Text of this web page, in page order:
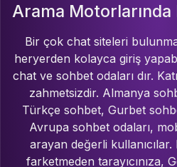
Arama
Bir çok chat siteleri
heryerden kolayca giriş
chat ve sohbet odaları dır.
zahmetsizdir. Almanya
Türkçe sohbet, Gurbet
Avrupa sohbet odaları,
arayan değerli
farketmeden tarayıcınıza,